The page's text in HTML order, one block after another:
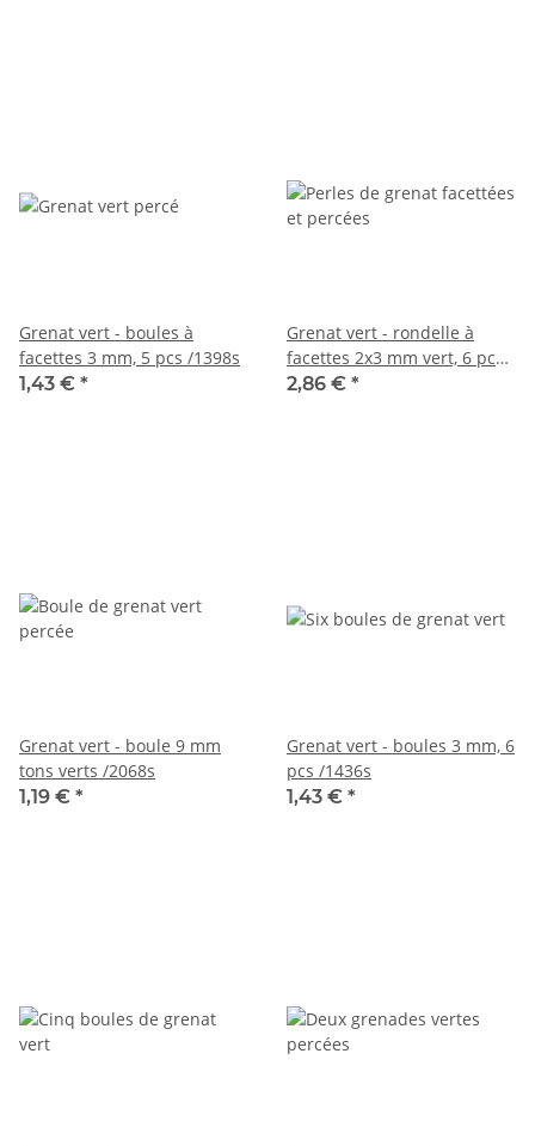
Grenat vert - boules à
facettes 3 mm, 5 pcs /1398s
1,43 € *
Grenat vert - rondelle à
facettes 2x3 mm vert, 6 pcs
/4135s
2,86 € *
Grenat vert - boule 9 mm
tons verts /2068s
1,19 € *
Grenat vert - boules 3 mm, 6
pcs /1436s
1,43 € *